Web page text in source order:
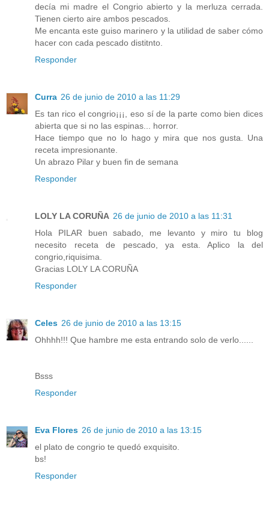
decía mi madre el Congrio abierto y la merluza cerrada.
Tienen cierto aire ambos pescados.
Me encanta este guiso marinero y la utilidad de saber cómo
hacer con cada pescado distitnto.
Responder
Curra 26 de junio de 2010 a las 11:29
Es tan rico el congrio¡¡¡, eso sí de la parte como bien dices
abierta que si no las espinas... horror.
Hace tiempo que no lo hago y mira que nos gusta. Una
receta impresionante.
Un abrazo Pilar y buen fin de semana
Responder
LOLY LA CORUÑA 26 de junio de 2010 a las 11:31
Hola PILAR buen sabado, me levanto y miro tu blog
necesito receta de pescado, ya esta. Aplico la del
congrio,riquisima.
Gracias LOLY LA CORUÑA
Responder
Celes 26 de junio de 2010 a las 13:15
Ohhhh!!! Que hambre me esta entrando solo de verlo......
Bsss
Responder
Eva Flores 26 de junio de 2010 a las 13:15
el plato de congrio te quedó exquisito.
bs!
Responder